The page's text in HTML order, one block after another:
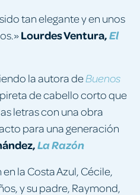
tan elegante y en unos
Lourdes Ventura,El
la autora deBuenos
de cabello corto que
letras con una obra
para una generación
La Razón
la Costa Azul, Cécile,
y su padre, Raymond,